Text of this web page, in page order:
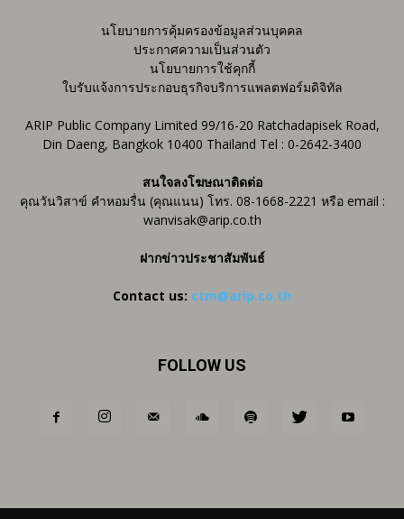
นโยบายการคุ้มครองข้อมูลส่วนบุคคล
ประกาศความเป็นส่วนตัว
นโยบายการใช้คุกกี้
ใบรับแจ้งการประกอบธุรกิจบริการแพลตฟอร์มดิจิทัล
ARIP Public Company Limited 99/16-20 Ratchadapisek Road,
Din Daeng, Bangkok 10400 Thailand Tel : 0-2642-3400
สนใจลงโฆษณาติดต่อ
คุณวันวิสาข์ คำหอมรื่น (คุณแนน) โทร. 08-1668-2221 หรือ email :
wanvisak@arip.co.th
ฝากข่าวประชาสัมพันธ์
Contact us: ctm@arip.co.th
FOLLOW US